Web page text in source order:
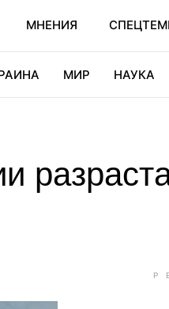
МНЕНИЯ
МИР НАУКА